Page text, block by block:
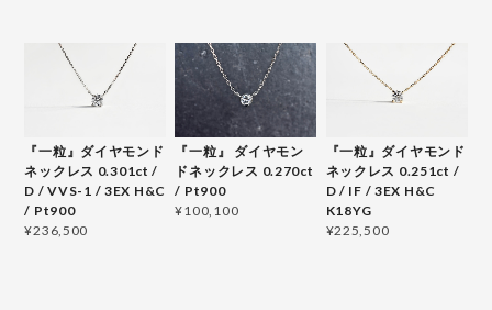
『一粒』ダイヤモンド
ネックレス 0.301ct /
D / VVS-1 / 3EX H&C
/ Pt900
¥236,500
『一粒』 ダイヤモン
ドネックレス 0.270ct
/ Pt900
¥100,100
『一粒』ダイヤモンド
ネックレス 0.251ct /
D / IF / 3EX H&C
K18YG
¥225,500